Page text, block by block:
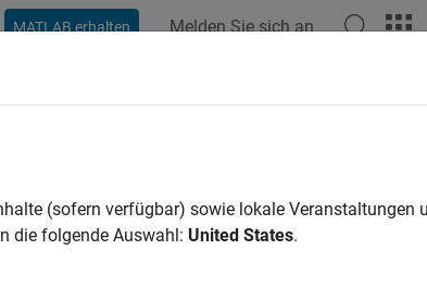
MATLAB erhalten Melden Sie sich an
How useful was this information?
(sofern verfügbar) sowie lokale Veranstaltungen
die folgende Auswahl: United States.